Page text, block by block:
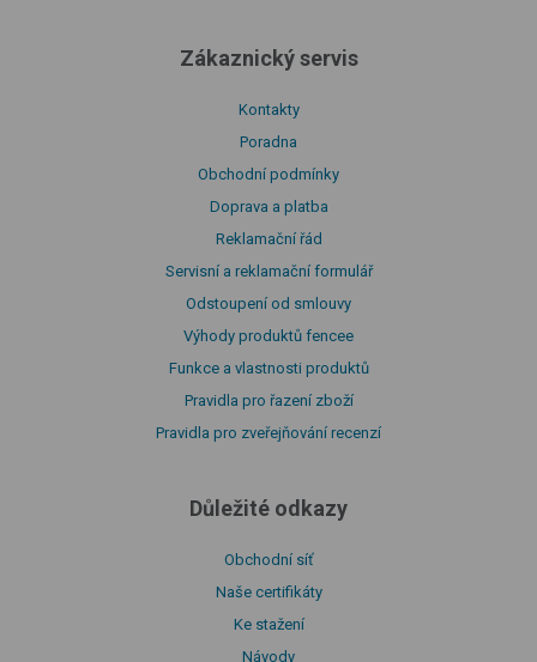
Zákaznický servis
Kontakty
Poradna
Obchodní podmínky
Doprava a platba
Reklamační řád
Servisní a reklamační formulář
Odstoupení od smlouvy
Výhody produktů fencee
Funkce a vlastnosti produktů
Pravidla pro řazení zboží
Pravidla pro zveřejňování recenzí
Důležité odkazy
Obchodní síť
Naše certifikáty
Ke stažení
Návody